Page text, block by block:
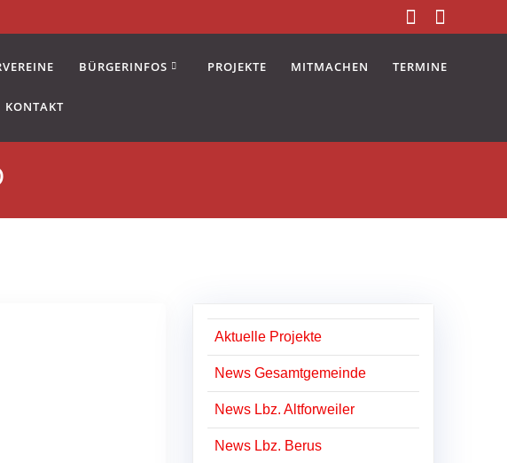
BÜRGERINFOS PROJEKTE MITMACHEN TERMINE
KONTAKT
Aktuelle Projekte
News Gesamtgemeinde
News Lbz. Altforweiler
News Lbz. Berus